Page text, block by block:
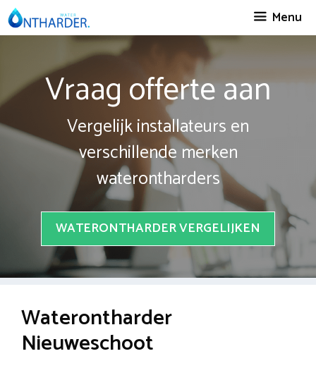
Spring
naar
Menu
Vraag offerte aan
Vergelijk installateurs en
verschillende merken
waterontharders
WATERONTHARDER VERGELIJKEN
Waterontharder
Nieuweschoot